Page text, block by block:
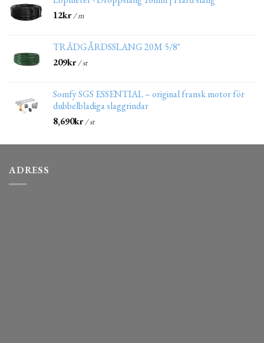
12kr/ m
TRÄDGÅRDSSLANG 20M 5/8"
209kr/ st
Somfy SGS ESSENTIAL – original fransk motor för
dubbelbladiga slaggrindar
8,690kr/ st
ADRESS